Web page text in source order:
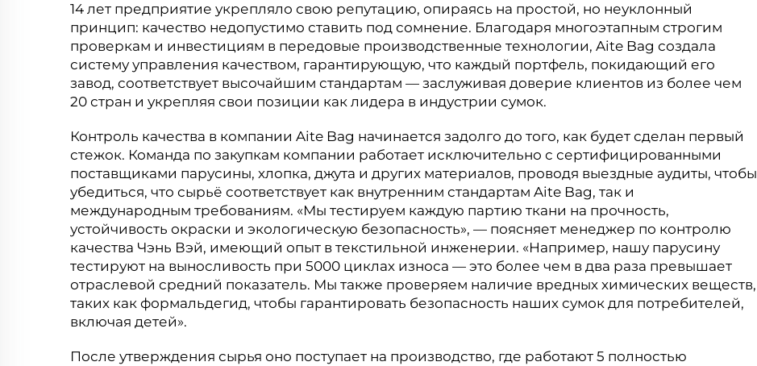
14 лет предприятие укрепляло свою репутацию, опираясь на простой, но неуклонный
принцип: качество недопустимо ставить под сомнение. Благодаря многоэтапным строгим
проверкам и инвестициям в передовые производственные технологии, Aite Bag создала
систему управления качеством, гарантирующую, что каждый портфель, покидающий его
завод, соответствует высочайшим стандартам — заслуживая доверие клиентов из более чем
20 стран и укрепляя свои позиции как лидера в индустрии сумок.
Контроль качества в компании Aite Bag начинается задолго до того, как будет сделан первый
стежок. Команда по закупкам компании работает исключительно с сертифицированными
поставщиками парусины, хлопка, джута и других материалов, проводя выездные аудиты, чтобы
убедиться, что сырьё соответствует как внутренним стандартам Aite Bag, так и
международным требованиям. «Мы тестируем каждую партию ткани на прочность,
устойчивость окраски и экологическую безопасность», — поясняет менеджер по контролю
качества Чэнь Вэй, имеющий опыт в текстильной инженерии. «Например, нашу парусину
тестируют на выносливость при 5000 циклах износа — это более чем в два раза превышает
отраслевой средний показатель. Мы также проверяем наличие вредных химических веществ,
таких как формальдегид, чтобы гарантировать безопасность наших сумок для потребителей,
включая детей».
После утверждения сырья оно поступает на производство, где работают 5 полностью